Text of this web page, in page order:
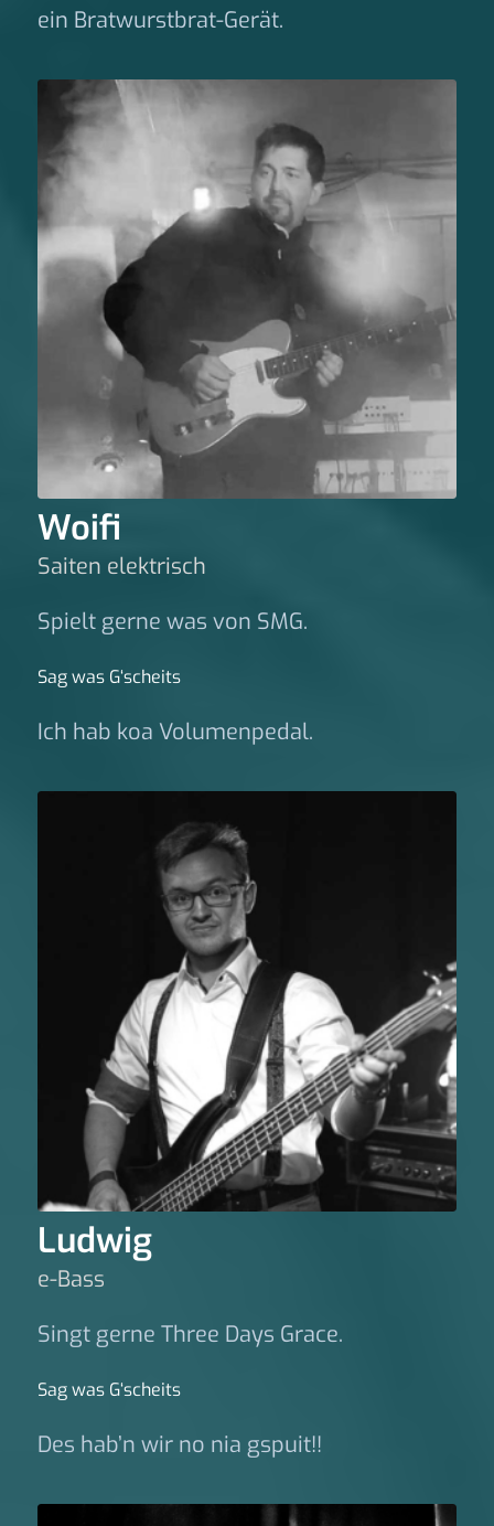
ein Bratwurstbrat-Gerät.
Woifi
Saiten elektrisch
Spielt gerne was von SMG.
Sag was G‘scheits
Ich hab koa Volumenpedal.
Ludwig
e-Bass
Singt gerne Three Days Grace.
Sag was G‘scheits
Des hab’n wir no nia gspuit!!